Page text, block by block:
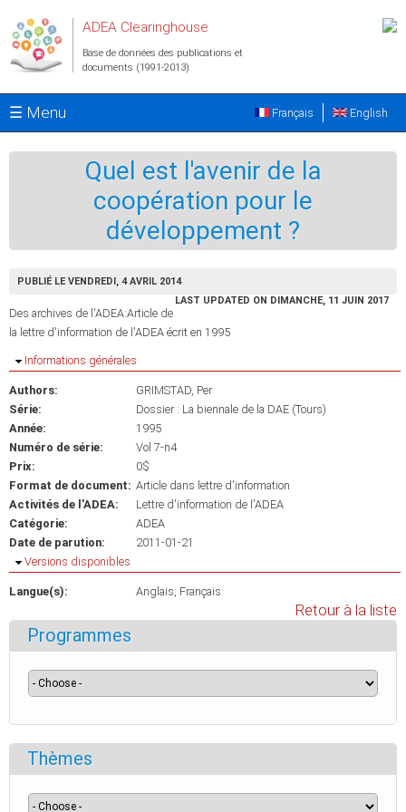
ADEA Clearinghouse
Base de données des publications et
documents (1991-2013)
☰ Menu English
Français
Quel est l'avenir de la
coopération pour le
développement ?
PUBLIÉ LE VENDREDI, 4 AVRIL 2014
LAST UPDATED ON DIMANCHE, 11 JUIN 2017
Des archives de l'ADEA:Article de
la lettre d'information de l'ADEA écrit en 1995
Masquer
Informations générales
Authors:
GRIMSTAD, Per
Série:
Dossier : La biennale de la DAE (Tours)
Année:
1995
Numéro de série:
Vol 7-n4
Prix:
0$
Format de document: Article dans lettre d'information
Activités de l'ADEA:
Lettre d'information de l'ADEA
Catégorie:
ADEA
Date de parution:
2011-01-21
Masquer
Versions disponibles
Langue(s): Anglais Français
Retour à la liste
Programmes
Thèmes